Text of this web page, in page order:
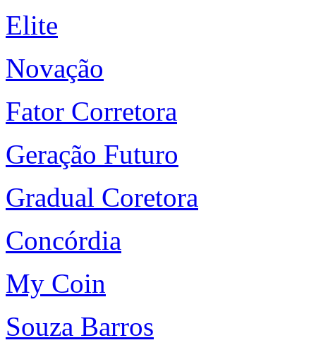
Elite
Novação
Fator Corretora
Geração Futuro
Gradual Coretora
Concórdia
My Coin
Souza Barros